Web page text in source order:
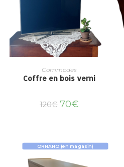
Commodes
Coffre en bois verni
120€ 70€
ORNANO (en magasin)